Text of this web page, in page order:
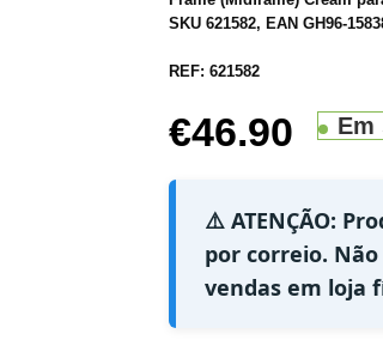
SKU 621582, EAN GH96-
REF: 621582
€46.90 Em
⚠️ ATENÇÃO:
por correio.
vendas em loja